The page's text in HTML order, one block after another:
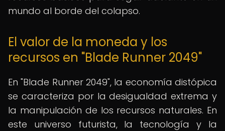
mundo al borde del colapso.
El valor de la moneda y los
recursos en "Blade Runner 2049"
En "Blade Runner 2049", la economía distópica
se caracteriza por la desigualdad extrema y
la manipulación de los recursos naturales. En
este universo futurista, la tecnología y la